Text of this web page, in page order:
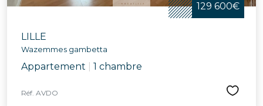
129 600€
LILLE
Wazemmes gambetta
Appartement 1 chambre
Réf. AVDO